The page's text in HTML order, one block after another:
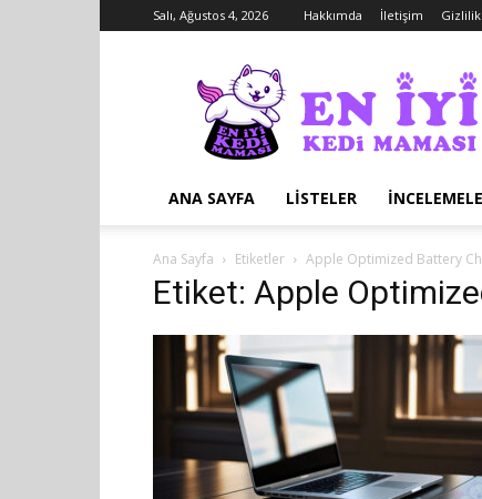
Salı, Ağustos 4, 2026 Hakkımda İletişim Gizlilik
İyi
Kedi
Maması
ANA SAYFA LISTELER
Ana Sayfa Etiketler Apple Optimized Battery
Etiket: Apple